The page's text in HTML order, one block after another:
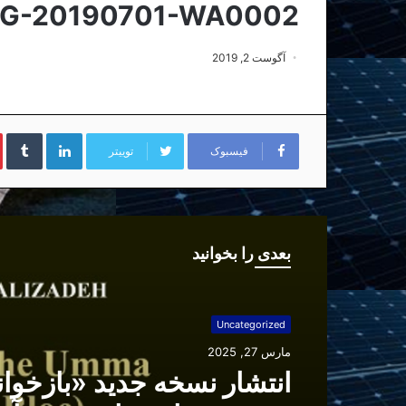
20190701-WA0002
آگوست 2, 2019
فیسبوک توییتر
لینکداین
بعدی را بخوانید
Uncategorized
مارس 27, 2025
انتشار نسخه جدید